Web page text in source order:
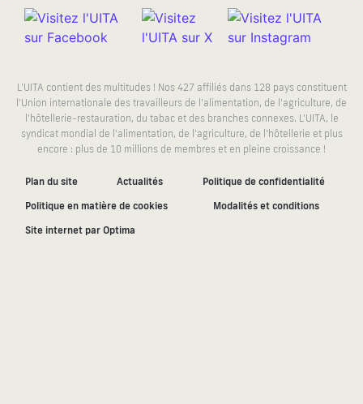
L'UITA contient des multitudes ! Nos 427 affiliés dans 128 pays constituent
l'Union internationale des travailleurs de l'alimentation, de l'agriculture, de
l'hôtellerie-restauration, du tabac et des branches connexes. L'UITA, le
syndicat mondial de l'alimentation, de l'agriculture, de l'hôtellerie et plus
encore : plus de 10 millions de membres et en pleine croissance !
Plan du site Actualités
Politique de confidentialité
Politique en matière de cookies
Modalités et conditions
Site internet par Optima